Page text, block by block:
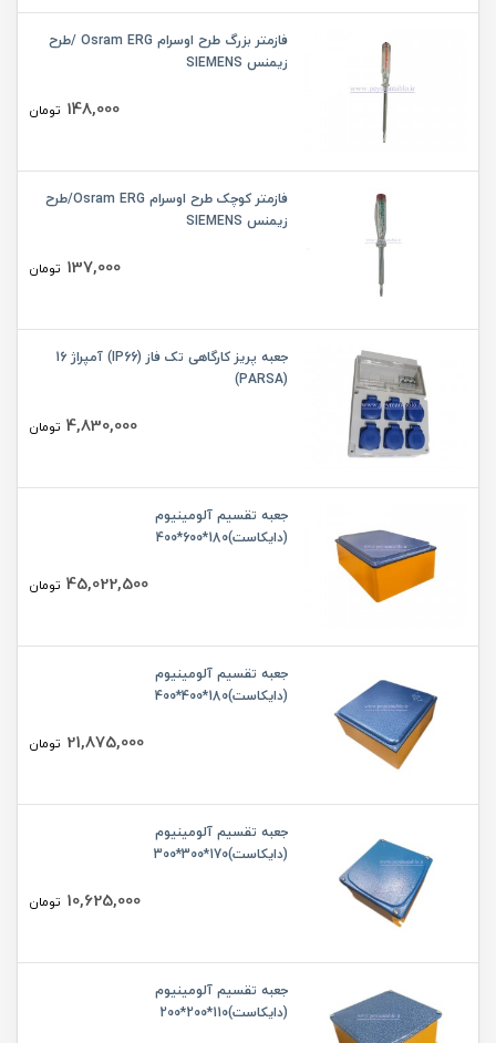
فازمتر بزرگ طرح اوسرام Osram ERG /طرح
زیمنس SIEMENS
148,000 تومان
فازمتر کوچک طرح اوسرام Osram ERG/طرح
زیمنس SIEMENS
137,000 تومان
جعبه پریز کارگاهی تک فاز (IP66) آمپراژ 16
(PARSA)
4,830,000 تومان
جعبه تقسیم آلومینیوم
(دایکاست)180*600*400
45,022,500 تومان
جعبه تقسیم آلومینیوم
(دایکاست)180*400*400
21,875,000 تومان
جعبه تقسیم آلومینیوم
(دایکاست)170*300*300
10,625,000 تومان
جعبه تقسیم آلومینیوم
(دایکاست)110*200*200